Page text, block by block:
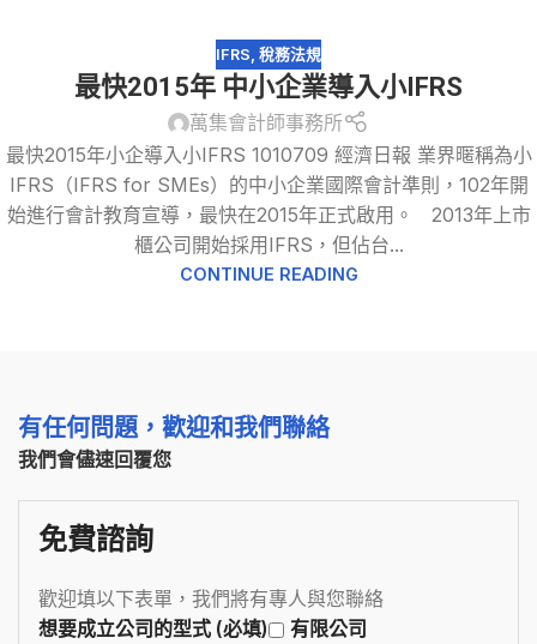
IFRS 稅務法規
最快2015年 中小企業導入小IFRS
萬集會計師事務所
最快2015年小企導入小IFRS 1010709 經濟日報 業界暱稱為小
IFRS（IFRS for SMEs）的中小企業國際會計準則，102年開
始進行會計教育宣導，最快在2015年正式啟用。 2013年上市
櫃公司開始採用IFRS，但佔台...
CONTINUE READING
有任何問題，歡迎和我們聯絡
我們會儘速回覆您
免費諮詢
歡迎填以下表單，我們將有專人與您聯絡
想要成立公司的型式 (必填)
有限公司